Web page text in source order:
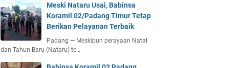
Meski Nataru Usai, Babinsa
Koramil 02/Padang Timur Tetap
Berikan Pelayanan Terbaik
Padang — Meskipun perayaan Natal
dan Tahun Baru (Nataru) te…